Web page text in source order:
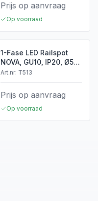
Prijs op aanvraag
Op voorraad
1-Fase LED Railspot
NOVA, GU10, IP20, Ø56
x 85 mm, Zwart
Art.nr: T513
Prijs op aanvraag
Op voorraad